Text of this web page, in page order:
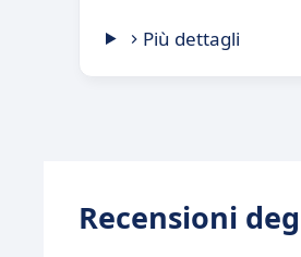
Più dettagli
Recensioni